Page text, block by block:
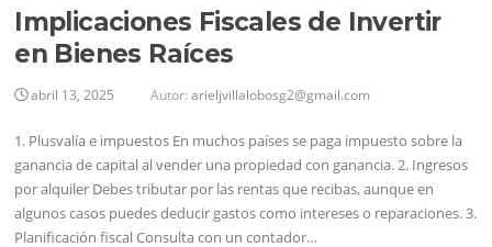
Implicaciones Fiscales de Invertir
en Bienes Raíces
abril 13, 2025 Autor:arieljvillalobosg2@gmail.com
1. Plusvalía e impuestos En muchos países se paga impuesto sobre la
ganancia de capital al vender una propiedad con ganancia. 2. Ingresos
por alquiler Debes tributar por las rentas que recibas, aunque en
algunos casos puedes deducir gastos como intereses o reparaciones. 3.
Planificación fiscal Consulta con un contador…